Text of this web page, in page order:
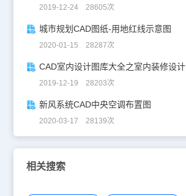
2019-12-24 28605次
城市规划CAD图纸-用地红线示意图
2020-01-15 28287次
CAD室内设计图库大全之室内装修设计
2019-12-19 28203次
新风系统CAD中央空调布置图
2020-03-17 28139次
相关搜索